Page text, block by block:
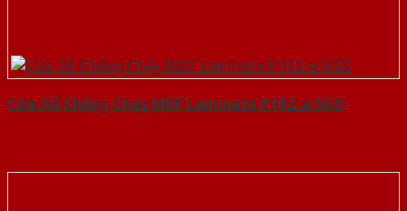
Cửa Gỗ Chống Cháy MDF Laminate P1R2-a-SGD